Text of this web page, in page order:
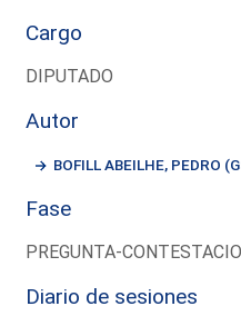
Cargo
DIPUTADO
Autor
BOFILL ABEILHE, PEDRO
Fase
PREGUNTA-
Diario de sesiones